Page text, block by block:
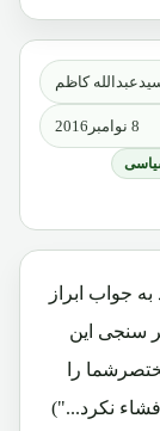
کاظم
8 نوامبر2016
24 اکتوبر خود به جواب ابراز
نظر سنجی این
را
نکرد...")